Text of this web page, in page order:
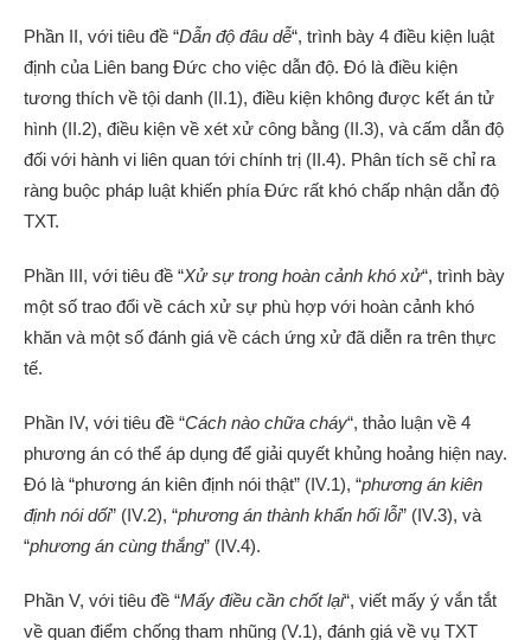
Phần II, với tiêu đề “Dẫn độ đâu dễ“, trình bày 4 điều kiện luật
định của Liên bang Đức cho việc dẫn độ. Đó là điều kiện
tương thích về tội danh (II.1), điều kiện không được kết án tử
hình (II.2), điều kiện về xét xử công bằng (II.3), và cấm dẫn độ
đối với hành vi liên quan tới chính trị (II.4). Phân tích sẽ chỉ ra
ràng buộc pháp luật khiến phía Đức rất khó chấp nhận dẫn độ
TXT.
Phần III, với tiêu đề “Xử sự trong hoàn cảnh khó xử“, trình bày
một số trao đổi về cách xử sự phù hợp với hoàn cảnh khó
khăn và một số đánh giá về cách ứng xử đã diễn ra trên thực
tế.
Phần IV, với tiêu đề “Cách nào chữa cháy“, thảo luận về 4
phương án có thể áp dụng để giải quyết khủng hoảng hiện nay.
Đó là “phương án kiên định nói thật” (IV.1), “phương án kiên
định nói dối” (IV.2), “phương án thành khẩn hối lỗi” (IV.3), và
“phương án cùng thắng” (IV.4).
Phần V, với tiêu đề “Mấy điều cần chốt lại“, viết mấy ý vắn tắt
về quan điểm chống tham nhũng (V.1), đánh giá về vụ TXT